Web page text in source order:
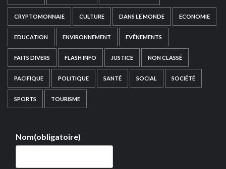
CRYPTOMONNAIE CULTURE DANS LE MONDE ECONOMIE
EDUCATION ENVIRONNEMENT EVÉNEMENTS
FAITS DIVERS FLASH INFO JUSTICE NON CLASSÉ
PACIFIQUE POLITIQUE SANTÉ SOCIAL SOCIÉTÉ
SPORTS TOURISME
Nom(obligatoire)